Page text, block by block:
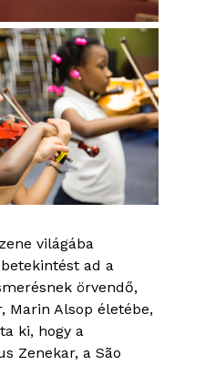
világába
ad a
örvendő,
Marin Alsop életébe,
ki, hogy a
Zenekar, a São